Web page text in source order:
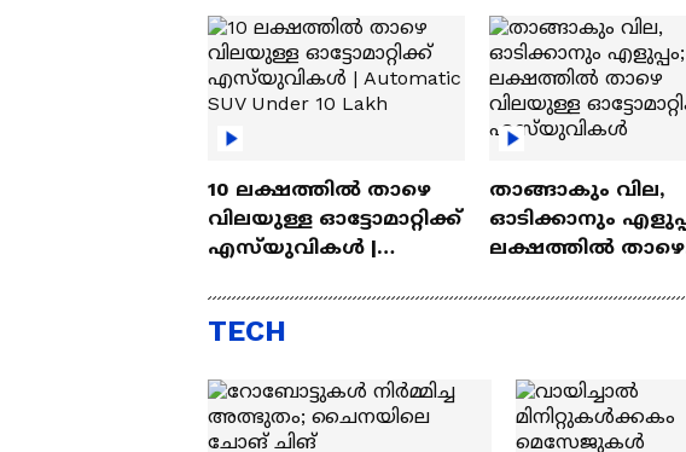
10 ലക്ഷത്തിൽ താഴെ
വിലയുള്ള ഓട്ടോമാറ്റിക്ക്
എസ്‍യുവികൾ |
Lakh
താങ്ങാകും വില,
ഓടിക്കാനും
ലക്ഷത്തിൽ താഴെ
എസ്‍യുവികൾ
TECH